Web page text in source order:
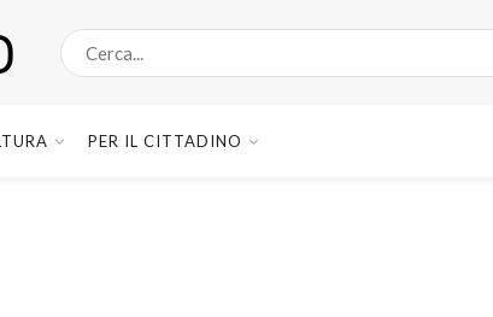
PER IL CITTADINO